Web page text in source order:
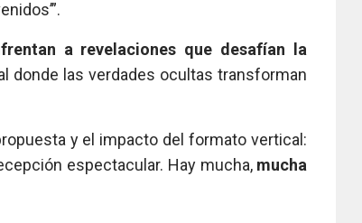
a revelaciones que desafían la
donde las verdades ocultas transforman
y el impacto del formato vertical:
espectacular. Hay mucha,mucha